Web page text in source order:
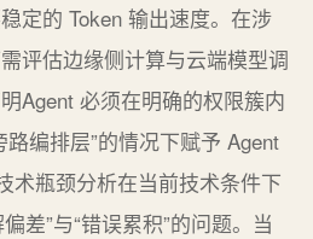
定的 Token 输出速度。在涉
评估边缘侧计算与云端模型调
Agent 必须在明确的权限簇内
编排层”的情况下赋予 Agent
术瓶颈分析在当前技术条件下
差”与“错误累积”的问题。当